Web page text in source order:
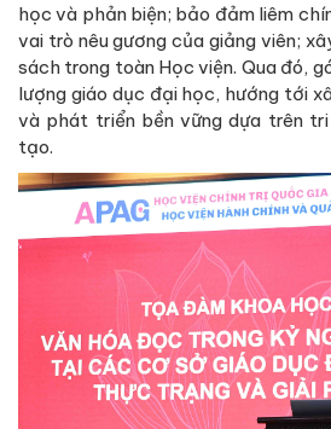
học và phản biện; bảo đảm liêm
vai trò nêu gương của giảng viên;
sách trong toàn Học viện. Qua đó,
lượng giáo dục đại học, hướng tới
và phát triển bền vững dựa trên
tạo.